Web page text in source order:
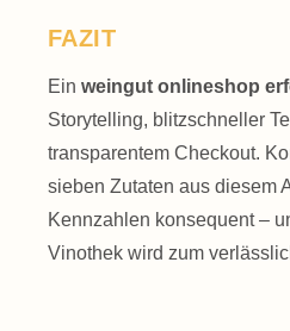
FAZIT
Ein weingut onlineshop
Storytelling, blitz­schneller
transparentem Checkout.
sieben Zutaten aus diesem
Kennzahlen konsequent –
Vinothek wird zum